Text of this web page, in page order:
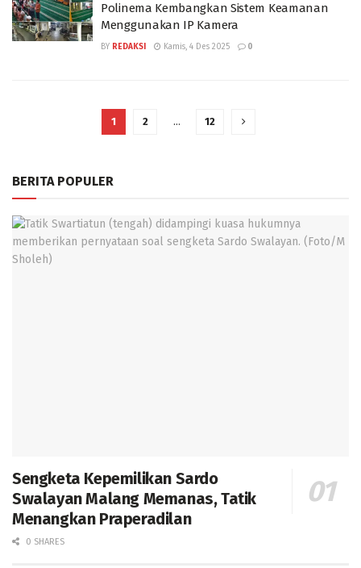
Polinema Kembangkan Sistem Keamanan
Menggunakan IP Kamera
BY REDAKSI Kamis, 4 Des 2025 0
1 2 … 12
BERITA POPULER
Sengketa Kepemilikan Sardo
Swalayan Malang Memanas, Tatik
Menangkan Praperadilan
0 SHARES